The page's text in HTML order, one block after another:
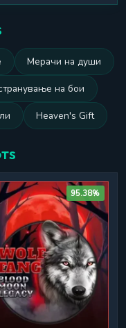
Мерачи на души
на бои
Heaven's Gift
95.38%